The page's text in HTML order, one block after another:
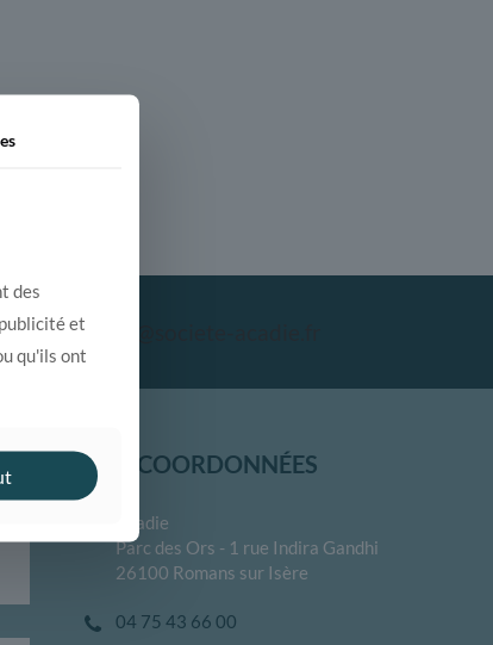
contact@societe-acadie.fr
NOS COORDONNÉES
Acadie
Parc des Ors - 1 rue Indira Gandhi
26100 Romans sur Isère
04 75 43 66 00
des
et
qu'ils ont